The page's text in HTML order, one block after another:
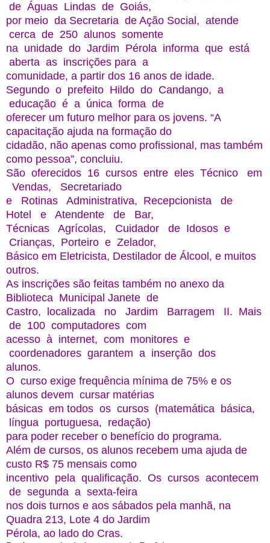
de Águas Lindas de Goiás,
por meio da Secretaria de Ação Social, atende
cerca de 250 alunos somente
na unidade do Jardim Pérola informa que está
aberta as inscrições para a
comunidade, a partir dos 16 anos de idade.
Segundo o prefeito Hildo do Candango, a
educação é a única forma de
oferecer um futuro melhor para os jovens. “A
capacitação ajuda na formação do
cidadão, não apenas como profissional, mas também
como pessoa”, concluiu.
São oferecidos 16 cursos entre eles Técnico em
Vendas, Secretariado
e Rotinas Administrativa, Recepcionista de
Hotel e Atendente de Bar,
Técnicas Agrícolas, Cuidador de Idosos e
Crianças, Porteiro e Zelador,
Básico em Eletricista, Destilador de Álcool, e muitos
outros.
As inscrições são feitas também no anexo da
Biblioteca Municipal Janete de
Castro, localizada no Jardim Barragem II. Mais
de 100 computadores com
acesso à internet, com monitores e
coordenadores garantem a inserção dos
alunos.
O curso exige frequência mínima de 75% e os
alunos devem cursar matérias
básicas em todos os cursos (matemática básica,
língua portuguesa, redação)
para poder receber o benefício do programa.
Além de cursos, os alunos recebem uma ajuda de
custo R$ 75 mensais como
incentivo pela qualificação. Os cursos acontecem
de segunda a sexta-feira
nos dois turnos e aos sábados pela manhã, na
Quadra 213, Lote 4 do Jardim
Pérola, ao lado do Cras.